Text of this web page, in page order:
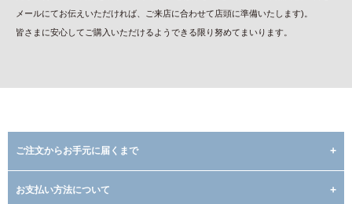
メールにてお伝えいただければ、ご来店に合わせて店頭に準備いたします)。
皆さまに安心してご購入いただけるようできる限り努めてまいります。
ご注文からお手元に届くまで
お支払い方法について